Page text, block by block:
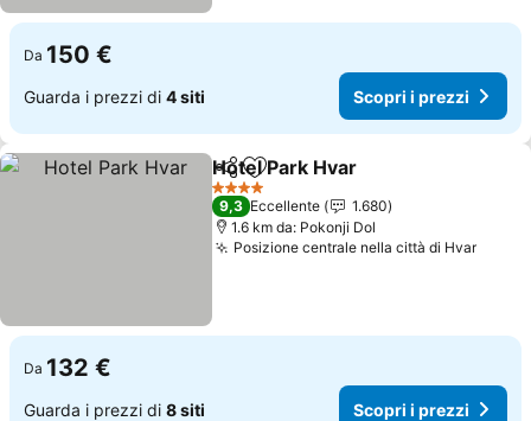
Da 150 €
Guarda i prezzi di 4 siti Scopri i prezzi
CondividiAggiungi ai preferiti
Hotel Park Hvar
4 Stelle
9,3 Eccellente
1.680
1.6 km da: Pokonji Dol
Posizione centrale nella città di Hvar
Da 132 €
Guarda i prezzi di 8 siti Scopri i prezzi